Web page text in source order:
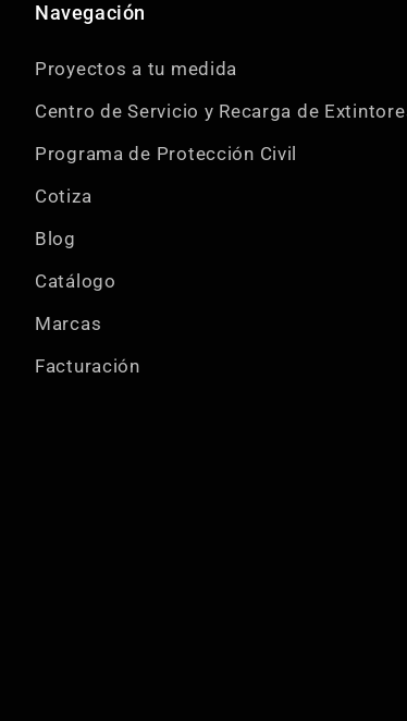
Navegación
Proyectos a tu medida
Centro de Servicio y Recarga de
Programa de Protección Civil
Cotiza
Blog
Catálogo
Marcas
Facturación